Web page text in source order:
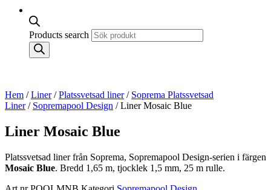
Products search
Hem /Liner/Platssvetsad liner/ Soprema Platssvetsad
Liner/ Sopremapool Design / Liner Mosaic Blue
Liner Mosaic Blue
Platssvetsad liner från Soprema, Sopremapool Design-serien i färgen
Mosaic Blue. Bredd 1,65 m, tjocklek 1,5 mm, 25 m rulle.